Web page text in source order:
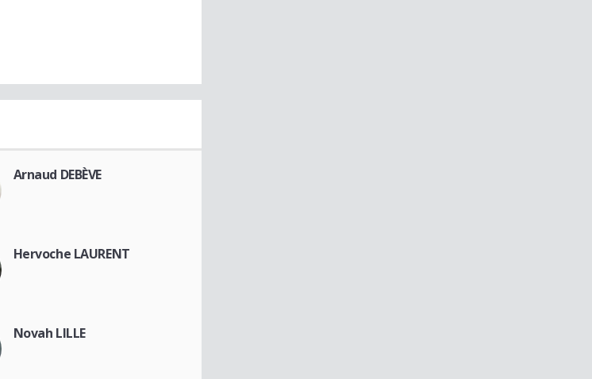
Arnaud DEBÈVE
Hervoche LAURENT
Novah LILLE